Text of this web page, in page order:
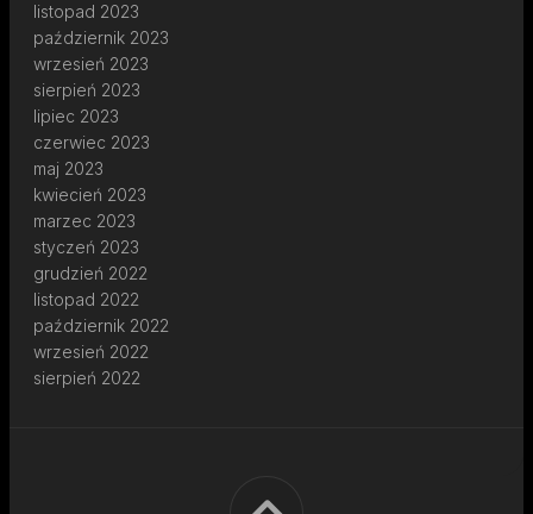
listopad 2023
październik 2023
wrzesień 2023
sierpień 2023
lipiec 2023
czerwiec 2023
maj 2023
kwiecień 2023
marzec 2023
styczeń 2023
grudzień 2022
listopad 2022
październik 2022
wrzesień 2022
sierpień 2022